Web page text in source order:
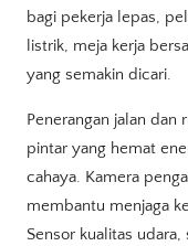
bagi pekerja lepas,
listrik, meja kerja
yang semakin dicari.
Penerangan jalan
pintar yang hemat
cahaya. Kamera
membantu menjaga
Sensor kualitas